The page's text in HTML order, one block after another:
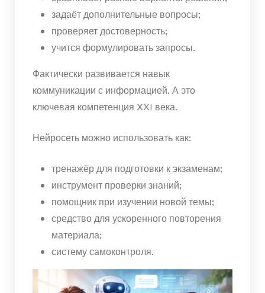
задаёт дополнительные вопросы;
проверяет достоверность;
учится формулировать запросы.
Фактически развивается навык
коммуникации с информацией. А это
ключевая компетенция XXI века.
Нейросеть можно использовать как:
тренажёр для подготовки к экзаменам;
инструмент проверки знаний;
помощник при изучении новой темы;
средство для ускоренного повторения
материала;
систему самоконтроля.